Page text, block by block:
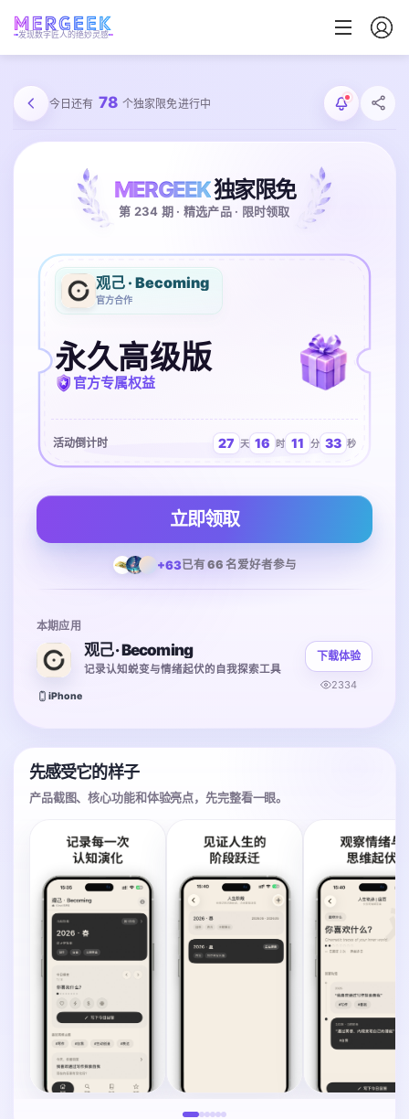
发现数字匠人的绝妙灵感
今日还有 78 个独家限免进行中
MERGEEK独家限免
第 234 期 · 精选产品 · 限时领取
观己 · Becoming
官方合作
永久高级版
官方专属权益
活动倒计时 27 天 16 时 11 分 33 秒
立即领取
+63已有 66 名爱好者参与
本期应用
观己 · Becoming
记录认知蜕变与情绪起伏的自我探索工具
iPhone
下载体验
2334
先感受它的样子
产品截图、核心功能和体验亮点，先完整看一眼。